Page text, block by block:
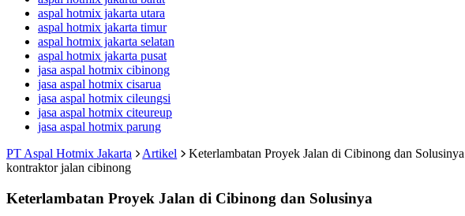
aspal hotmix jakarta utara
aspal hotmix jakarta timur
aspal hotmix jakarta selatan
aspal hotmix jakarta pusat
jasa aspal hotmix cibinong
jasa aspal hotmix cisarua
jasa aspal hotmix cileungsi
jasa aspal hotmix citeureup
jasa aspal hotmix parung
PT Aspal Hotmix Jakarta
Artikel Keterlambatan Proyek Jalan di Cibinong dan Solusinya
kontraktor jalan cibinong
Keterlambatan Proyek Jalan di Cibinong dan Solusinya